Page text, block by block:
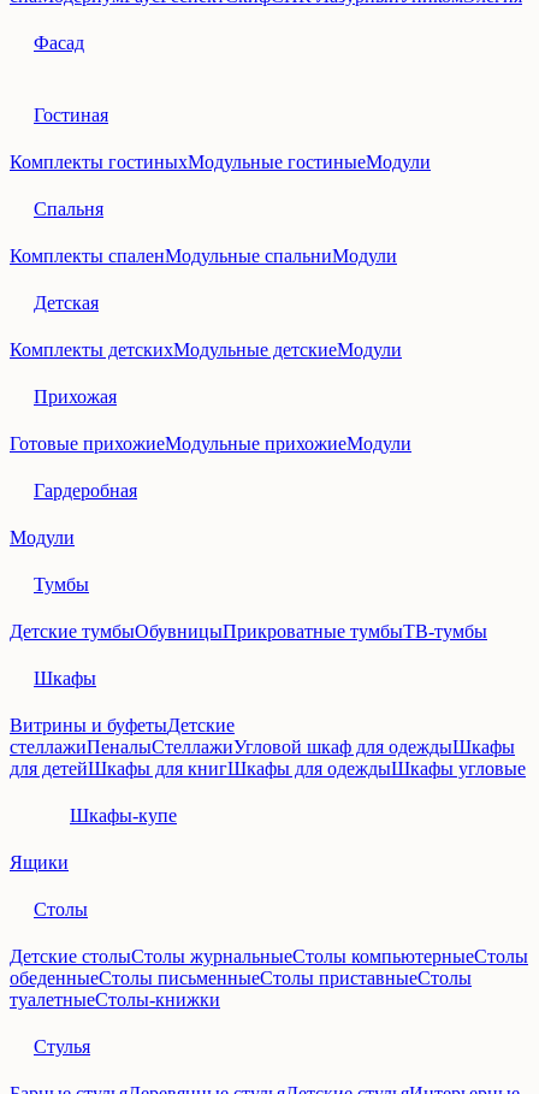
Фасад
Гостиная
Комплекты гостиныхМодульные гостиныеМодули
Спальня
Комплекты спаленМодульные спальниМодули
Детская
Комплекты детскихМодульные детскиеМодули
Прихожая
Готовые прихожиеМодульные прихожиеМодули
Гардеробная
Модули
Тумбы
Детские тумбыОбувницыПрикроватные тумбыТВ-тумбы
Шкафы
Витрины и буфетыДетские
стеллажиПеналыСтеллажиУгловой шкаф для одеждыШкафы
для детейШкафы для книгШкафы для одеждыШкафы угловые
Шкафы-купе
Ящики
Столы
Детские столыСтолы журнальныеСтолы компьютерныеСтолы
обеденныеСтолы письменныеСтолы приставныеСтолы
туалетныеСтолы-книжки
Стулья